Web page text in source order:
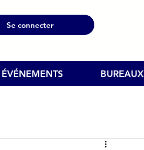
Se connecter
ÉVÉNEMENTS BUREAUX